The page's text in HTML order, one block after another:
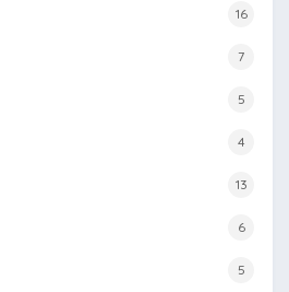
16
7
5
4
13
6
5